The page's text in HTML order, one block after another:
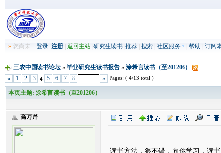
»您尚未 登录 注册| 返回主站| 研究生读书| 推荐| 搜索| 社区服务 帮助 订阅
三农中国读书论坛» 毕业研究生读书报告» 涂希言读书（至201206）
«
1 2 3 4 5 6 7 8 » Pages: ( 4/13 total )
本页主题: 涂希言读书（至201206）
高万芹
读书方法，很不错，向你学习，读